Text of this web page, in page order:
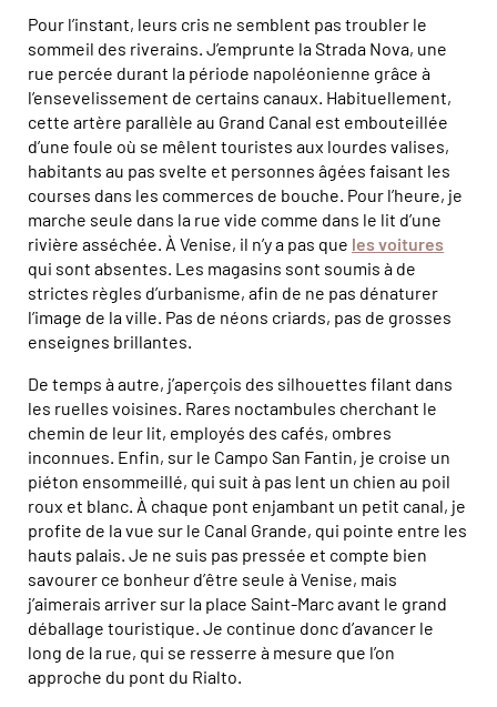
Pour l’instant, leurs cris ne semblent pas troubler le
sommeil des riverains. J’emprunte la Strada Nova, une
rue percée durant la période napoléonienne grâce à
l’ensevelissement de certains canaux. Habituellement,
cette artère parallèle au Grand Canal est embouteillée
d’une foule où se mêlent touristes aux lourdes valises,
habitants au pas svelte et personnes âgées faisant les
courses dans les commerces de bouche. Pour l’heure, je
marche seule dans la rue vide comme dans le lit d’une
rivière asséchée. À Venise, il n’y a pas que les voitures
qui sont absentes. Les magasins sont soumis à de
strictes règles d’urbanisme, afin de ne pas dénaturer
l’image de la ville. Pas de néons criards, pas de grosses
enseignes brillantes.
De temps à autre, j’aperçois des silhouettes filant dans
les ruelles voisines. Rares noctambules cherchant le
chemin de leur lit, employés des cafés, ombres
inconnues. Enfin, sur le Campo San Fantin, je croise un
piéton ensommeillé, qui suit à pas lent un chien au poil
roux et blanc. À chaque pont enjambant un petit canal, je
profite de la vue sur le Canal Grande, qui pointe entre les
hauts palais. Je ne suis pas pressée et compte bien
savourer ce bonheur d’être seule à Venise, mais
j’aimerais arriver sur la place Saint-Marc avant le grand
déballage touristique. Je continue donc d’avancer le
long de la rue, qui se resserre à mesure que l’on
approche du pont du Rialto.